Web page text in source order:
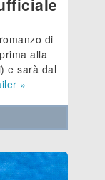
di
alla
e sarà dal
»